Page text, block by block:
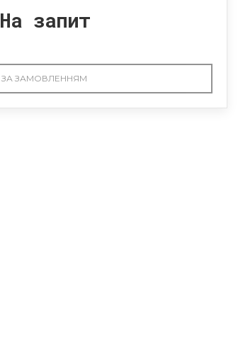
На запит
ЗА ЗАМОВЛЕННЯМ